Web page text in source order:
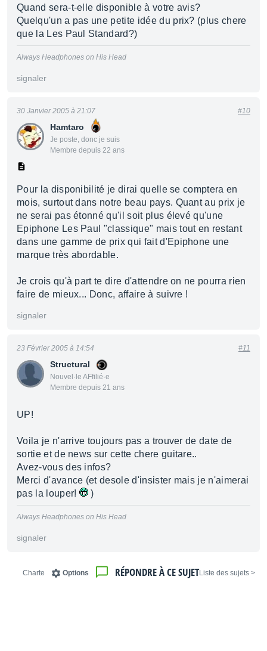
Quand sera-t-elle disponible à votre avis?
Quelqu'un a pas une petite idée du prix? (plus chere
que la Les Paul Standard?)
Always Headphones on His Head
signaler
Hamtaro
Je poste, donc je suis
Membre depuis 22 ans
30 Janvier 2005 à 21:07 #10
Pour la disponibilité je dirai quelle se comptera en
mois, surtout dans notre beau pays. Quant au prix je
ne serai pas étonné qu'il soit plus élevé qu'une
Epiphone Les Paul "classique" mais tout en restant
dans une gamme de prix qui fait d'Epiphone une
marque très abordable.
Je crois qu'à part te dire d'attendre on ne pourra rien
faire de mieux... Donc, affaire à suivre !
signaler
Structural
Nouvel·le AFfilié·e
Membre depuis 21 ans
23 Février 2005 à 14:54 #11
UP!
Voila je n'arrive toujours pas a trouver de date de
sortie et de news sur cette chere guitare..
Avez-vous des infos?
Merci d'avance (et desole d'insister mais je n'aimerai
pas la louper!
)
Always Headphones on His Head
signaler
< Liste des sujets
RÉPONDRE À CE SUJET
Options
Charte